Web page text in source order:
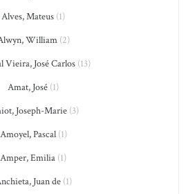
Alves, Mateus (1)
William(2)
Vieira, José Carlos (13)
Amat, José (1)
Joseph-Marie (3)
Amoyel, Pascal(1)
Amper, Emilia (1)
Juan de(1)